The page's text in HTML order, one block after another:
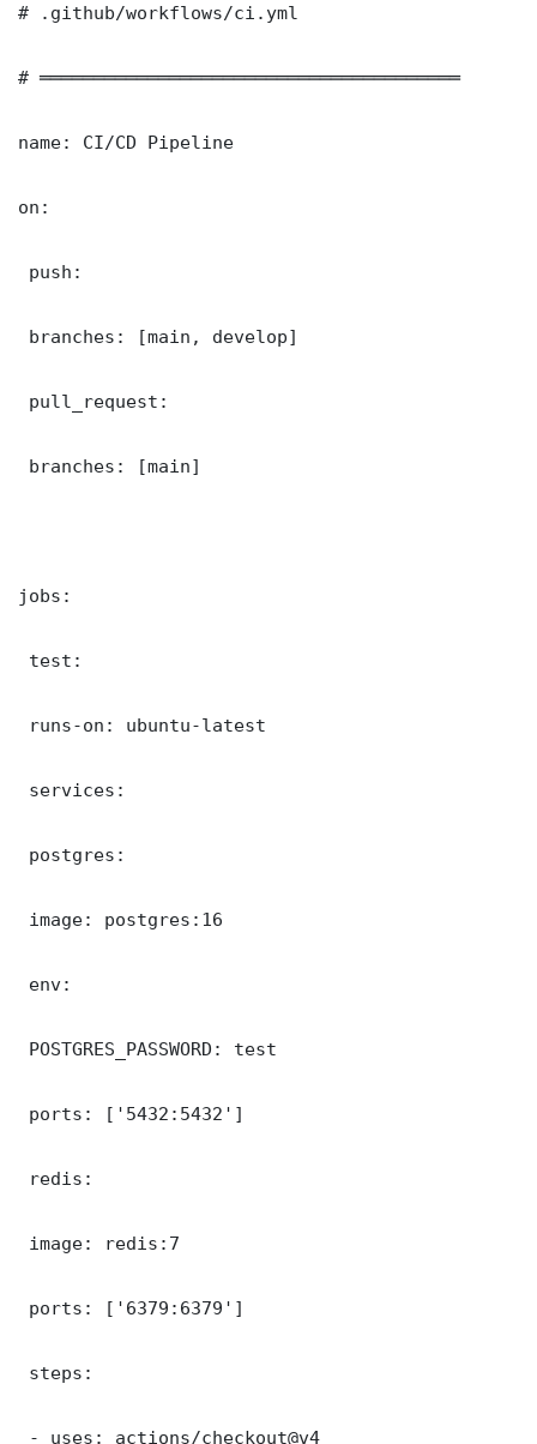
# .github/workflows/ci.yml
# ═══════════════════════════════════════
name: CI/CD Pipeline
on:
push:
branches: [main, develop]
pull_request:
branches: [main]
jobs:
test:
runs-on: ubuntu-latest
services:
postgres:
image: postgres:16
env:
POSTGRES_PASSWORD: test
ports: ['5432:5432']
redis:
image: redis:7
ports: ['6379:6379']
steps:
- uses: actions/checkout@v4